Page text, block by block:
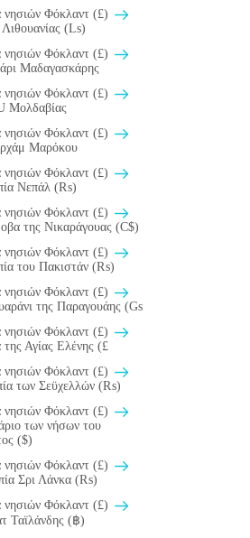
νησιών Φόκλαντ (£)
(Ls)
νησιών Φόκλαντ (£)
Μαδαγασκάρης
νησιών Φόκλαντ (£)
Μολδαβίας
νησιών Φόκλαντ (£)
Μαρόκου
νησιών Φόκλαντ (£)
Νεπάλ (₨)
νησιών Φόκλαντ (£)
της Νικαράγουας (C$)
νησιών Φόκλαντ (£)
του Πακιστάν (₨)
νησιών Φόκλαντ (£)
της Παραγουάης (Gs
νησιών Φόκλαντ (£)
της Αγίας Ελένης (£
νησιών Φόκλαντ (£)
των Σεϋχελλών (₨)
νησιών Φόκλαντ (£)
των νήσων του
($)
νησιών Φόκλαντ (£)
Σρι Λάνκα (₨)
νησιών Φόκλαντ (£)
Ταϊλάνδης (฿)